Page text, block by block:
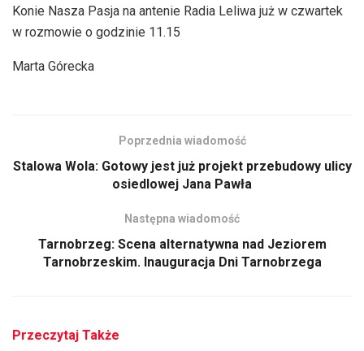
Konie Nasza Pasja na antenie Radia Leliwa już w czwartek
w rozmowie o godzinie 11.15
Marta Górecka
Poprzednia wiadomość
Stalowa Wola: Gotowy jest już projekt przebudowy ulicy
osiedlowej Jana Pawła
Następna wiadomość
Tarnobrzeg: Scena alternatywna nad Jeziorem
Tarnobrzeskim. Inauguracja Dni Tarnobrzega
Przeczytaj Także